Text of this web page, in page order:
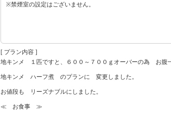
※禁煙室の設定はございません。
[ プラン内容 ]
地キンメ １匹ですと、６００～７００ｇオーバーの為 お腹
地キンメ ハーフ煮 のプランに 変更しました。
お値段も リーズナブルにしました。
≪ お食事 ≫